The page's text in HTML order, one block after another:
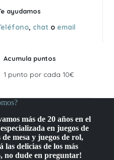
ayudamos
, chat o email
Acumula puntos
1 punto por cada 10€
más de 20 años en el
en juegos de
mesa y juegos de rol,
las delicias de los más
no dude en preguntar!